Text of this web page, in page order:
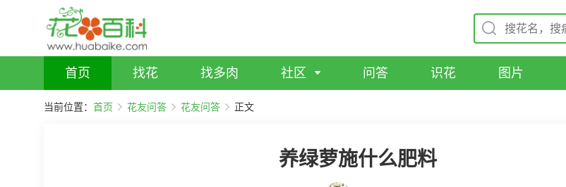
首页 找花 找多肉 社区 问答 识花 图片
当前位置： 首页 花友问答 花友问答 正文
养绿萝施什么肥料